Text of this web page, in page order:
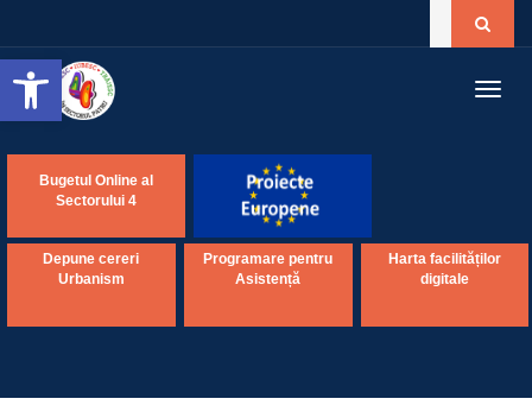
Open toolbar
Bugetul Online al
Sectorului 4
Depune cereri
Urbanism
Programare pentru
Asistență
Harta facilităților
digitale